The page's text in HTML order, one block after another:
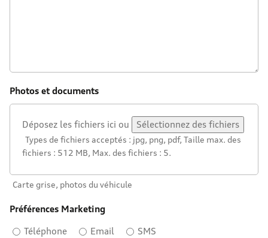
Photos et documents
Déposez les fichiers ici ou Sélectionnez des fichiers
Types de fichiers acceptés : jpg, png, pdf, Taille max. des
fichiers : 512 MB, Max. des fichiers : 5.
Carte grise, photos du véhicule
Préférences Marketing
Téléphone
Email SMS